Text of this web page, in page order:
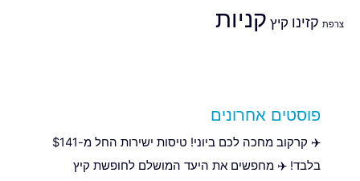
צרפת קזינו קיץ קניות
פוסטים אחרונים
✈️ קרקוב מחכה לכם ביוני! טיסות ישירות החל מ-$141
בלבד! ✈️ מחפשים את היעד המושלם לחופשת קיץ